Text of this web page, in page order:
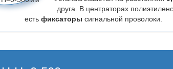
друга. В центраторах
есть фиксаторы сигнальной проволоки.